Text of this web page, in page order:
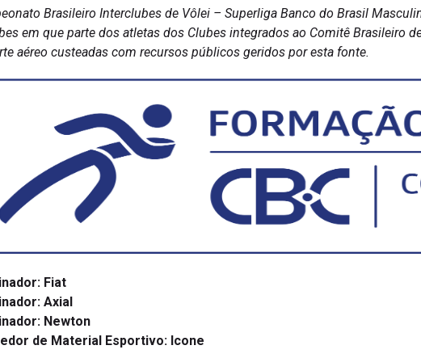
Brasileiro Interclubes de Vôlei – Superliga Banco do Brasil
em que parte dos atletas dos Clubes integrados ao Comitê Brasileiro
aéreo custeadas com recursos públicos geridos por esta fonte.
Fiat
Axial
Newton
de Material Esportivo: Icone